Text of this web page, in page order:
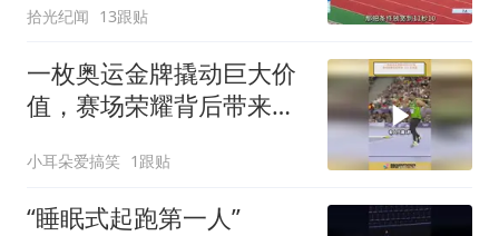
拾光纪闻 13跟贴
一枚奥运金牌撬动巨大价
值，赛场荣耀背后带来
小耳朵爱搞笑 1跟贴
“睡眠式起跑第一人”